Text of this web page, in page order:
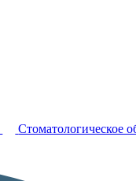
Стоматологическое